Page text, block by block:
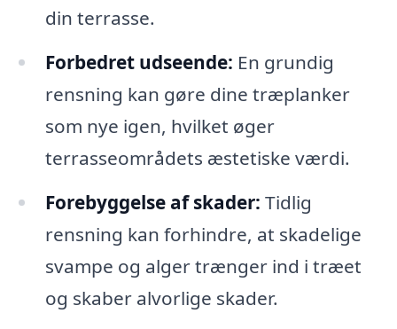
din terrasse.
Forbedret udseende: En grundig
rensning kan gøre dine træplanker
som nye igen, hvilket øger
terrasseområdets æstetiske værdi.
Forebyggelse af skader: Tidlig
rensning kan forhindre, at skadelige
svampe og alger trænger ind i træet
og skaber alvorlige skader.